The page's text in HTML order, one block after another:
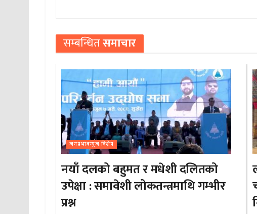
सम्बन्धितसमाचार
जनप्रभाबन्युज विशेष
नयाँ दलको बहुमत र मधेशी दलितको
उपेक्षा : समावेशी लोकतन्त्रमाथि गम्भीर
प्रश्न